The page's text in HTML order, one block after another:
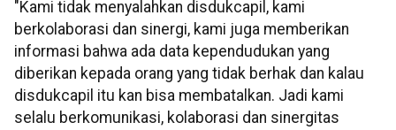
"Kami tidak menyalahkan disdukcapil, kami
berkolaborasi dan sinergi, kami juga memberikan
informasi bahwa ada data kependudukan yang
diberikan kepada orang yang tidak berhak dan kalau
disdukcapil itu kan bisa membatalkan. Jadi kami
selalu berkomunikasi, kolaborasi dan sinergitas